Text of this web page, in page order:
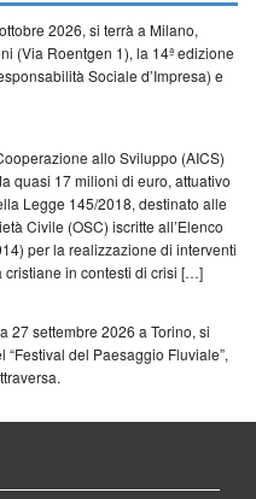
2026, si terrà a Milano,
(Via Roentgen 1), la 14ª edizione
Sociale d’Impresa) e
allo Sviluppo (AICS)
quasi 17 milioni di euro, attuativo
Legge 145/2018, destinato alle
Civile (OSC) iscritte all’Elenco
per la realizzazione di interventi
cristiane in contesti di crisi […]
27 settembre 2026 a Torino, si
del Paesaggio Fluviale”,